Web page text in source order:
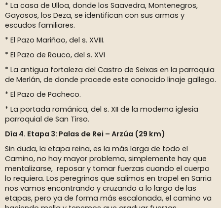
* La casa de Ulloa, donde los Saavedra, Montenegros,
Gayosos, los Deza, se identifican con sus armas y
escudos familiares.
* El Pazo Mariñao, del s. XVIII.
* El Pazo de Rouco, del s. XVI
* La antigua fortaleza del Castro de Seixas en la parroquia
de Merlán, de donde procede este conocido linaje gallego.
* El Pazo de Pacheco.
* La portada románica, del s. XII de la moderna iglesia
parroquial de San Tirso.
Día 4. Etapa 3: Palas de Rei – Arzúa (29 km)
Sin duda, la etapa reina, es la más larga de todo el
Camino, no hay mayor problema, simplemente hay que
mentalizarse, reposar y tomar fuerzas cuando el cuerpo
lo requiera. Los peregrinos que salimos en tropel en Sarria
nos vamos encontrando y cruzando a lo largo de las
etapas, pero ya de forma más escalonada, el camino va